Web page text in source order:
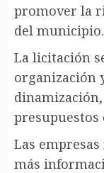
promover la
del municipio.
La licitación
organización
presupuestos
Las
más